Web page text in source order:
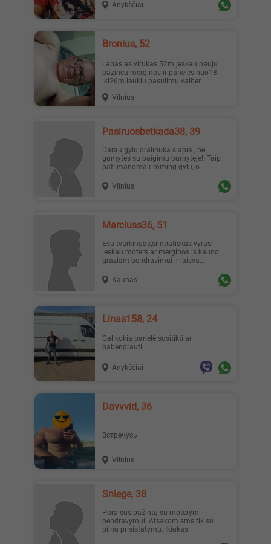
Jenny, 23
Anykščiai
Bronius, 52
Labas as virukas 52m jeskau nauju
pazincu merginos ir paneles nuo18
iki26m laukiu pasulimu vaiber...
Vilnius
Pasiruosbetkada38, 39
Darau gylu oralinuka slapia , be
gumytes su baigimu burnyteje!! Taip
pat imanoma rimming gylu, o ...
Vilnius
Marciuss36, 51
Esu tvarkingas,simpatiskas vyras
ieskau moters ar merginos is kauno
graziam bendravimui ir laisva...
Kaunas
Linas158, 24
Gal kokia panelė susitikti ar
pabendrauti
Anykščiai
Davvvid, 36
Встречусь
Vilnius
Sniege, 38
Pora susipažintų su moterymi
bendravymui. Atsakom sms tik su
pilnu prisistatymu. Ikiukas